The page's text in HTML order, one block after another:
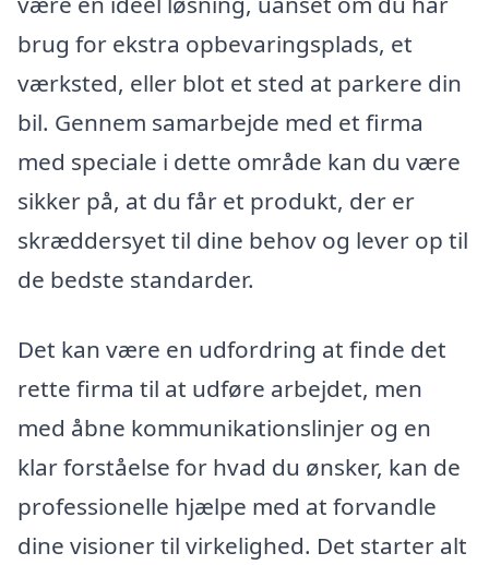
brug for ekstra opbevaringsplads, et
værksted, eller blot et sted at parkere din
bil. Gennem samarbejde med et firma
med speciale i dette område kan du være
sikker på, at du får et produkt, der er
skræddersyet til dine behov og lever op til
de bedste standarder.
Det kan være en udfordring at finde det
rette firma til at udføre arbejdet, men
med åbne kommunikationslinjer og en
klar forståelse for hvad du ønsker, kan de
professionelle hjælpe med at forvandle
dine visioner til virkelighed. Det starter alt